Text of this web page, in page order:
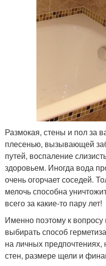
Размокая, стены и пол за
плесенью, вызывающей
путей, воспаление
здоровьем. Иногда вода
очень огорчает соседей.
мелочь способна
всего за какие-то пару лет!
Именно поэтому к вопросу
выбирать способ
на личных
стен, размере щели и